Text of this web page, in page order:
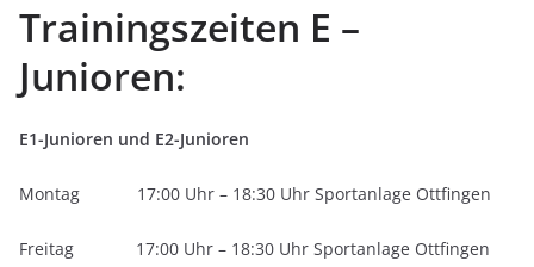
Trainingszeiten E –
Junioren:
E1-Junioren und E2-Junioren
Montag 17:00 Uhr – 18:30 Uhr Sportanlage Ottfingen
Freitag 17:00 Uhr – 18:30 Uhr Sportanlage Ottfingen